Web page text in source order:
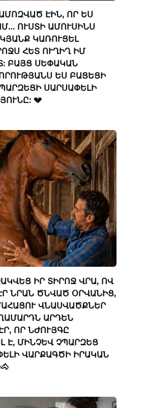
ԷԻՆ, ՈՐ ԵՍ
ՈՒՍՏԻ ԱՄՈՒՍԻՆՍ
ԿԱՌՈՒՑԵԼ
ՀԵՏ ՈՒՂԻՂ ԻՄ
ԲԱՅՑ ՍԵՓԱԿԱՆ
ԵՍ ԲԱՑԵՑԻ
ՍԱՐՍԱՓԵԼԻ
💔
ԻՐ ՏԻՐՈՋ ՎՐԱ, ՈՎ
ՆՐԱՆ ԾՆՎԱԾ ՕՐՎԱՆԻՑ,
ՎՆԱՍՎԱԾՔՆԵՐ
ԱՐԴԵՆ
ՈՐ ՆԺՈՒՅԳԸ
Է, ՄԻՆՉԵՎ ՉՊԱՐԶԵՑ
ՎԱՐՔԱԳԾԻ ԻՐԱԿԱՆ